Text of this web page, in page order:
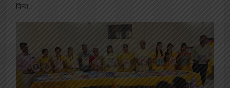
किया।